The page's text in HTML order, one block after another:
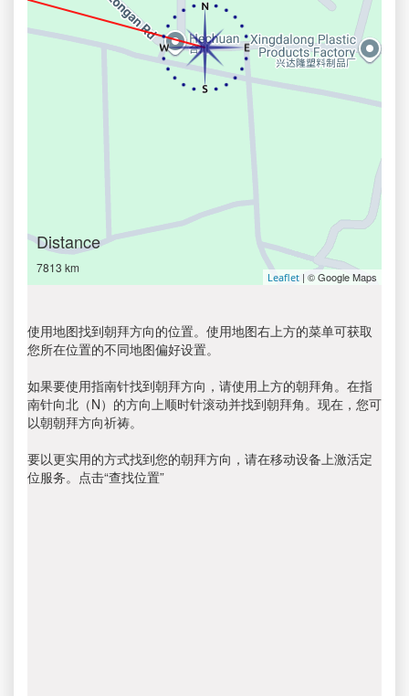
Distance
7813 km
Leaflet | © Google Maps
使用地图找到朝拜方向的位置。使用地图右上方的菜单可获取
您所在位置的不同地图偏好设置。
如果要使用指南针找到朝拜方向，请使用上方的朝拜角。在指
南针向北（N）的方向上顺时针滚动并找到朝拜角。现在，您可
以朝朝拜方向祈祷。
要以更实用的方式找到您的朝拜方向，请在移动设备上激活定
位服务。点击“查找位置”